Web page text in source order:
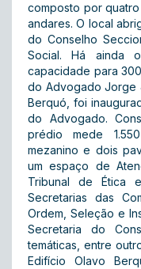
composto por
andares. O local
do Conselho
Social. Há ainda
capacidade para
do Advogado Jorge
Berquó, foi
do Advogado.
prédio mede
mezanino e dois
um espaço de
Tribunal de Ética
Secretarias das
Ordem, Seleção e
Secretaria do
temáticas, entre
Edifício Olavo